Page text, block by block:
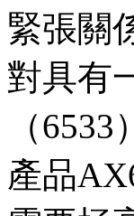
緊張關
對具有
（
產品